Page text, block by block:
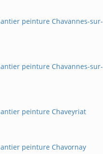
peinture Chavannes-sur-
peinture Chavannes-sur-
peinture Chaveyriat
peinture Chavornay